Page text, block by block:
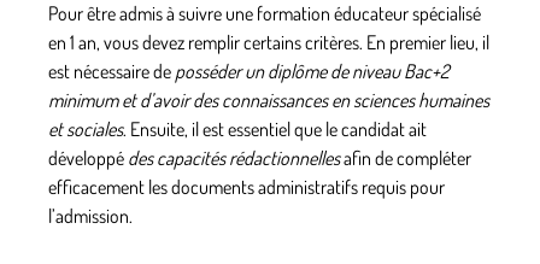
Pour être admis à suivre une formation éducateur spécialisé
en 1 an, vous devez remplir certains critères. En premier lieu, il
est nécessaire de posséder un diplôme de niveau Bac+2
minimum et d’avoir des connaissances en sciences humaines
et sociales. Ensuite, il est essentiel que le candidat ait
développé des capacités rédactionnellesafin de compléter
efficacement les documents administratifs requis pour
l’admission.